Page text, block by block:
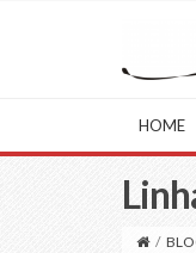
HOME
/